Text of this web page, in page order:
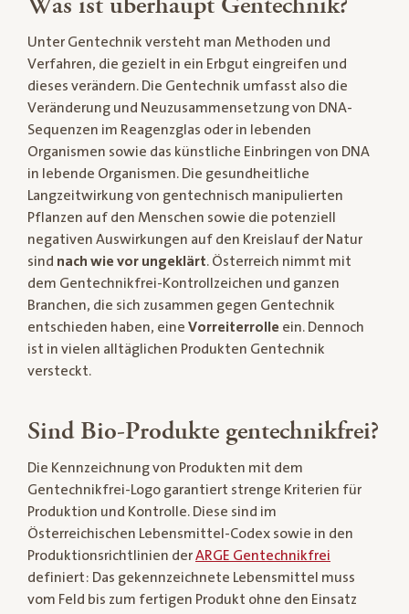
Unter Gentechnik versteht man Methoden und
Verfahren, die gezielt in ein Erbgut eingreifen und
dieses verändern. Die Gentechnik umfasst also die
Veränderung und Neuzusammensetzung von DNA-
Sequenzen im Reagenzglas oder in lebenden
Organismen sowie das künstliche Einbringen von DNA
in lebende Organismen. Die gesundheitliche
Langzeitwirkung von gentechnisch manipulierten
Pflanzen auf den Menschen sowie die potenziell
negativen Auswirkungen auf den Kreislauf der Natur
sind nach wie vor ungeklärt. Österreich nimmt mit
dem Gentechnikfrei-Kontrollzeichen und ganzen
Branchen, die sich zusammen gegen Gentechnik
entschieden haben, eine Vorreiterrolle ein. Dennoch
ist in vielen alltäglichen Produkten Gentechnik
versteckt.
Sind Bio-Produkte gentechnikfrei?
Die Kennzeichnung von Produkten mit dem
Gentechnikfrei-Logo garantiert strenge Kriterien für
Produktion und Kontrolle. Diese sind im
Österreichischen Lebensmittel-Codex sowie in den
Produktionsrichtlinien derARGE Gentechnikfrei
definiert: Das gekennzeichnete Lebensmittel muss
vom Feld bis zum fertigen Produkt ohne den Einsatz